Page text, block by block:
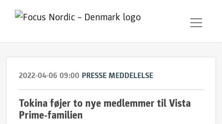
2022-04-06 09:00 PRESSE MEDDELELSE
Tokina føjer to nye medlemmer til Vista
Prime-familien